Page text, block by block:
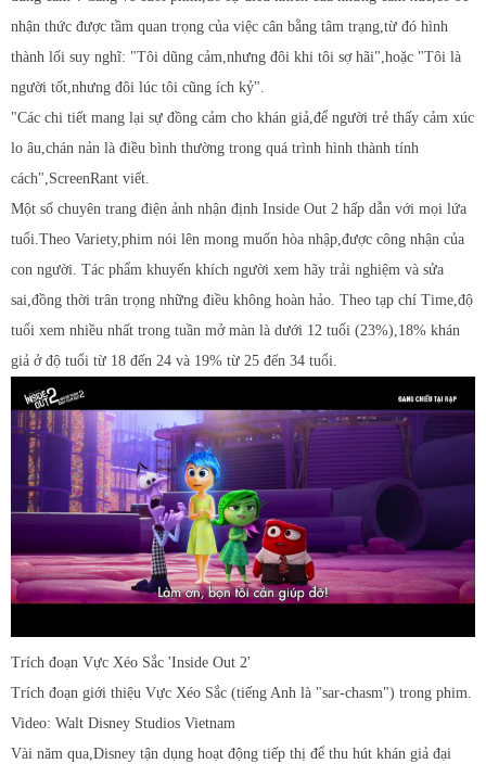
nhận thức được tầm quan trọng của việc cân bằng tâm trạng,từ đó hình
thành lối suy nghĩ: "Tôi dũng cảm,nhưng đôi khi tôi sợ hãi",hoặc "Tôi là
người tốt,nhưng đôi lúc tôi cũng ích kỷ".
"Các chi tiết mang lại sự đồng cảm cho khán giả,để người trẻ thấy cảm xúc
lo âu,chán nản là điều bình thường trong quá trình hình thành tính
cách",ScreenRant viết.
Một số chuyên trang điện ảnh nhận định Inside Out 2 hấp dẫn với mọi lứa
tuổi.Theo Variety,phim nói lên mong muốn hòa nhập,được công nhận của
con người. Tác phẩm khuyến khích người xem hãy trải nghiệm và sửa
sai,đồng thời trân trọng những điều không hoàn hảo. Theo tạp chí Time,độ
tuổi xem nhiều nhất trong tuần mở màn là dưới 12 tuổi (23%),18% khán
giả ở độ tuổi từ 18 đến 24 và 19% từ 25 đến 34 tuổi.
Trích đoạn Vực Xéo Sắc 'Inside Out 2'
Trích đoạn giới thiệu Vực Xéo Sắc (tiếng Anh là "sar-chasm") trong phim.
Video: Walt Disney Studios Vietnam
Vài năm qua,Disney tận dụng hoạt động tiếp thị để thu hút khán giả đại